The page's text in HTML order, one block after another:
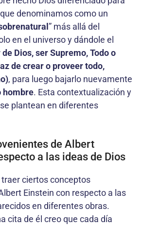
denominamos como un
” más allá del
en el universo y dándole el
de Dios, ser Supremo, Todo o
de crear o proveer todo,
, para luego bajarlo nuevamente
hombre. Esta contextualización y
plantean en diferentes
de Albert
a las ideas de Dios
ciertos conceptos
Einstein con respec­to a las
en diferentes obras.
cita de él creo que cada día